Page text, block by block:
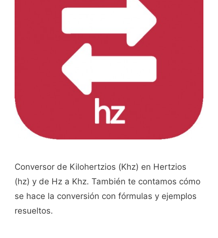
Conversor de Kilohertzios (Khz) en Hertzios
(hz) y de Hz a Khz. También te contamos cómo
se hace la conversión con fórmulas y ejemplos
resueltos.